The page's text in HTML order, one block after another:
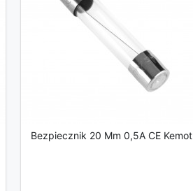
Bezpiecznik 20 Mm 0,5A CE Kemot